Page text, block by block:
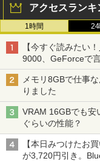
アクセスランキ
1時間 24
【今すぐ読みたい
9000、GeForceで
メモリ8GBで仕事
りました
VRAM 16GBでも
ぐらいの性能？
【本日みつけたお
が3,720円引き。